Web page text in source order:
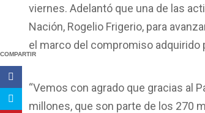
COMPARTIR
viernes. Adelantó que una de las
Nación, Rogelio Frigerio, para
el marco del compromiso adquirido
“Vemos con agrado que gracias al
millones, que son parte de los 270